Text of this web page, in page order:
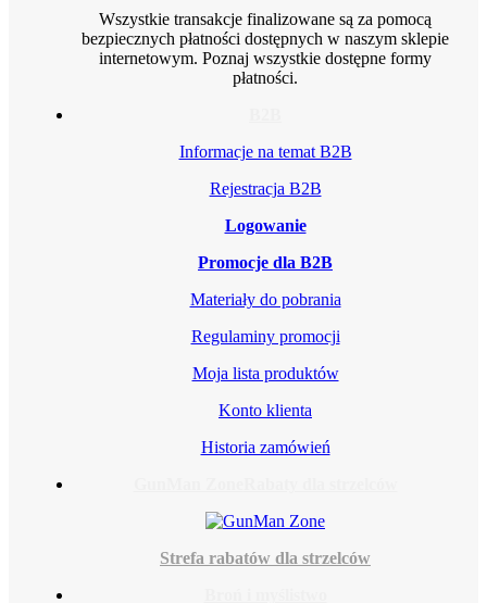
Wszystkie transakcje finalizowane są za pomocą
bezpiecznych płatności dostępnych w naszym sklepie
internetowym. Poznaj wszystkie dostępne formy
płatności.
Informacje na temat B2B
Rejestracja B2B
Logowanie
Promocje dla B2B
Materiały do pobrania
Regulaminy promocji
Moja lista produktów
Konto klienta
Historia zamówień
Strefa rabatów dla strzelców